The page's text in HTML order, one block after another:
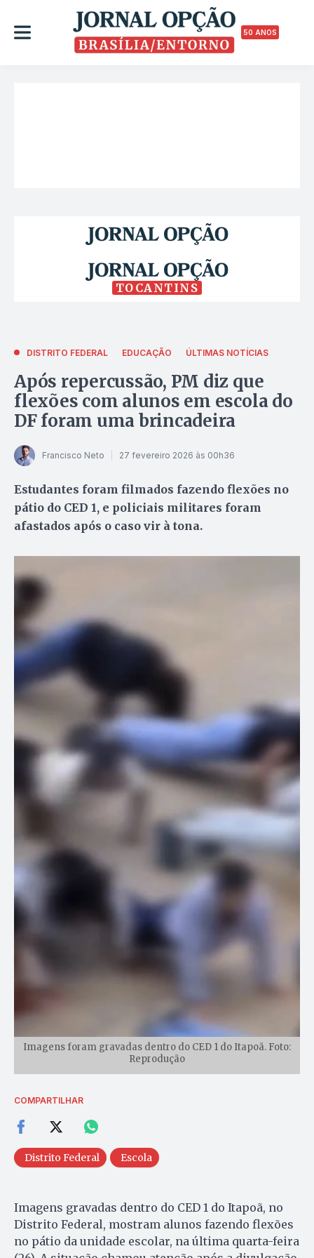
50 ANOS
TOCANTINS
DISTRITO FEDERAL EDUCAÇÃO ÚLTIMAS NOTÍCIAS
Após repercussão, PM diz que
flexões com alunos em escola do
DF foram uma brincadeira
Francisco Neto 27 fevereiro 2026 às 00h36
Estudantes foram filmados fazendo flexões no
pátio do CED 1, e policiais militares foram
afastados após o caso vir à tona.
Imagens foram gravadas dentro do CED 1 do Itapoã. Foto:
Reprodução
COMPARTILHAR
Distrito Federal Escola
Imagens gravadas dentro do CED 1 do Itapoã, no
Distrito Federal, mostram alunos fazendo flexões
no pátio da unidade escolar, na última quarta-feira